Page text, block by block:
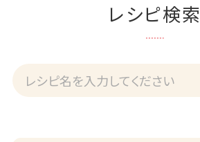
レシピ検索